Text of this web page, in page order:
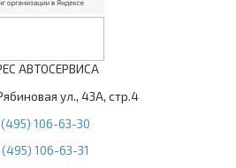
АВТОСЕРВИСА
ул., 43А, стр.4
(495) 106-63-30
(495) 106-63-31